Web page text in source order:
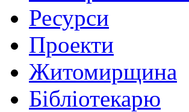
Ресурси
Проекти
Житомирщина
Бібліотекарю